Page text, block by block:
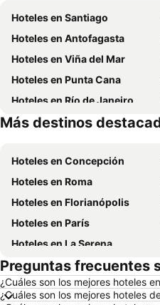
Hoteles en Santiago
Hoteles en Antofagasta
Hoteles en Viña del Mar
Hoteles en Punta Cana
Hoteles en Río de Janeiro
Hoteles en Aruba
Más destinos
Hoteles en Concepción
Hoteles en Roma
Hoteles en Florianópolis
Hoteles en París
Hoteles en La Serena
Hoteles en Miami Beach
Hoteles en Temuco
Preguntas frecuentes
¿Cuáles son los mejores hoteles
¿Cuáles son los mejores hoteles